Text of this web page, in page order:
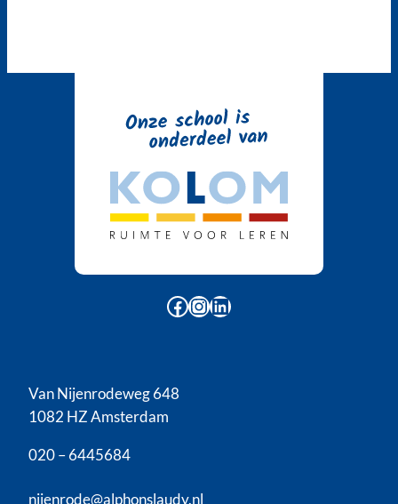
Facebook InstagramLinkedIn
Van Nijenrodeweg 648
1082 HZ Amsterdam
020 – 6445684
nijenrode@alphonslaudy.nl